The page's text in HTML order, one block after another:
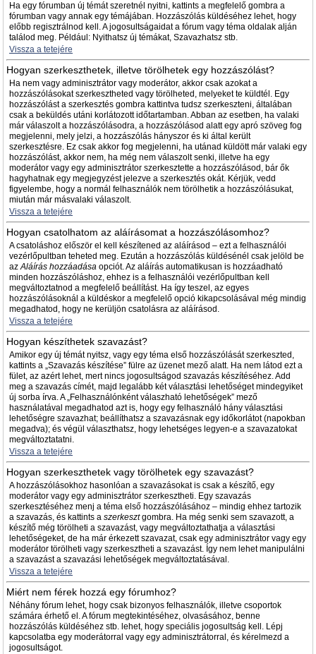
Ha egy fórumban új témát szeretnél nyitni, kattints a megfelelő gombra a
fórumban vagy annak egy témájában. Hozzászólás küldéséhez lehet, hogy
előbb regisztrálnod kell. A jogosultságaidat a fórum vagy téma oldalak alján
találod meg. Például: Nyithatsz új témákat, Szavazhatsz stb.
Vissza a tetejére
Hogyan szerkeszthetek, illetve törölhetek egy hozzászólást?
Ha nem vagy adminisztrátor vagy moderátor, akkor csak azokat a
hozzászólásokat szerkesztheted vagy törölheted, melyeket te küldtél. Egy
hozzászólást a szerkesztés gombra kattintva tudsz szerkeszteni, általában
csak a beküldés utáni korlátozott időtartamban. Abban az esetben, ha valaki
már válaszolt a hozzászólásodra, a hozzászólásod alatt egy apró szöveg fog
megjelenni, mely jelzi, a hozzászólás hányszor és ki által került
szerkesztésre. Ez csak akkor fog megjelenni, ha utánad küldött már valaki egy
hozzászólást, akkor nem, ha még nem válaszolt senki, illetve ha egy
moderátor vagy egy adminisztrátor szerkesztette a hozzászólásod, bár ők
hagyhatnak egy megjegyzést jelezve a szerkesztés okát. Kérjük, vedd
figyelembe, hogy a normál felhasználók nem törölhetik a hozzászólásukat,
miután már másvalaki válaszolt.
Vissza a tetejére
Hogyan csatolhatom az aláírásomat a hozzászólásomhoz?
A csatoláshoz először el kell készítened az aláírásod – ezt a felhasználói
vezérlőpultban teheted meg. Ezután a hozzászólás küldésénél csak jelöld be
azAláírás hozzáadása opciót. Az aláírás automatikusan is hozzáadható
minden hozzászóláshoz, ehhez is a felhasználói vezérlőpultban kell
megváltoztatnod a megfelelő beállítást. Ha így teszel, az egyes
hozzászólásoknál a küldéskor a megfelelő opció kikapcsolásával még mindig
megadhatod, hogy ne kerüljön csatolásra az aláírásod.
Vissza a tetejére
Hogyan készíthetek szavazást?
Amikor egy új témát nyitsz, vagy egy téma első hozzászólását szerkeszted,
kattints a „Szavazás készítése” fülre az üzenet mező alatt. Ha nem látod ezt a
fület, az azért lehet, mert nincs jogosultságod szavazás készítéséhez. Add
meg a szavazás címét, majd legalább két választási lehetőséget mindegyiket
új sorba írva. A „Felhasználónként válaszható lehetőségek” mező
használatával megadhatod azt is, hogy egy felhasználó hány választási
lehetőségre szavazhat; beállíthatsz a szavazásnak egy időkorlátot (napokban
megadva); és végül választhatsz, hogy lehetséges legyen-e a szavazatokat
megváltoztatatni.
Vissza a tetejére
Hogyan szerkeszthetek vagy törölhetek egy szavazást?
A hozzászólásokhoz hasonlóan a szavazásokat is csak a készítő, egy
moderátor vagy egy adminisztrátor szerkesztheti. Egy szavazás
szerkesztéséhez menj a téma első hozzászólásához – mindig ehhez tartozik
a szavazás, és kattints a szerkesztgombra. Ha még senki sem szavazott, a
készítő még törölheti a szavazást, vagy megváltoztathatja a választási
lehetőségeket, de ha már érkezett szavazat, csak egy adminisztrátor vagy egy
moderátor törölheti vagy szerkesztheti a szavazást. Így nem lehet manipulálni
a szavazást a szavazási lehetőségek megváltoztatásával.
Vissza a tetejére
Miért nem férek hozzá egy fórumhoz?
Néhány fórum lehet, hogy csak bizonyos felhasználók, illetve csoportok
számára érhető el. A fórum megtekintéséhez, olvasásához, benne
hozzászólás küldéséhez stb. lehet, hogy speciális jogosultság kell. Lépj
kapcsolatba egy moderátorral vagy egy adminisztrátorral, és kérelmezd a
jogosultságot.